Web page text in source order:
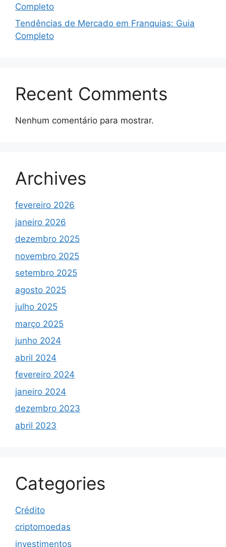
Completo
Tendências de Mercado em Franquias: Guia
Completo
Recent Comments
Nenhum comentário para mostrar.
Archives
fevereiro 2026
janeiro 2026
dezembro 2025
novembro 2025
setembro 2025
agosto 2025
julho 2025
março 2025
junho 2024
abril 2024
fevereiro 2024
janeiro 2024
dezembro 2023
abril 2023
Categories
Crédito
criptomoedas
investimentos